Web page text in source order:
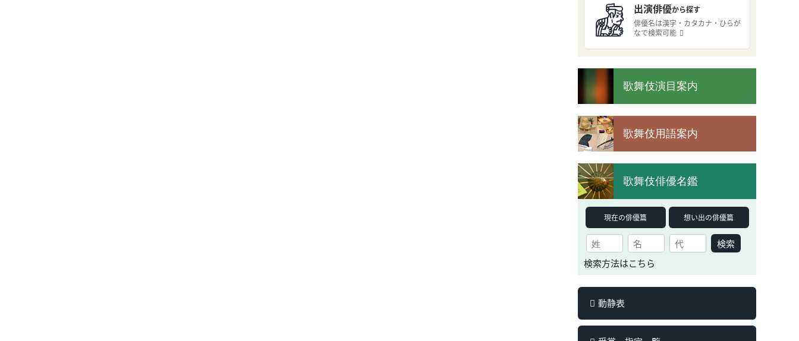
出演俳優から探す
俳優名は漢字・カタカナ・ひらが
なで検索可能
歌舞伎演目案内
歌舞伎用語案内
歌舞伎俳優名鑑
現在の俳優篇 想い出の俳優篇
検索
検索方法はこちら
動静表